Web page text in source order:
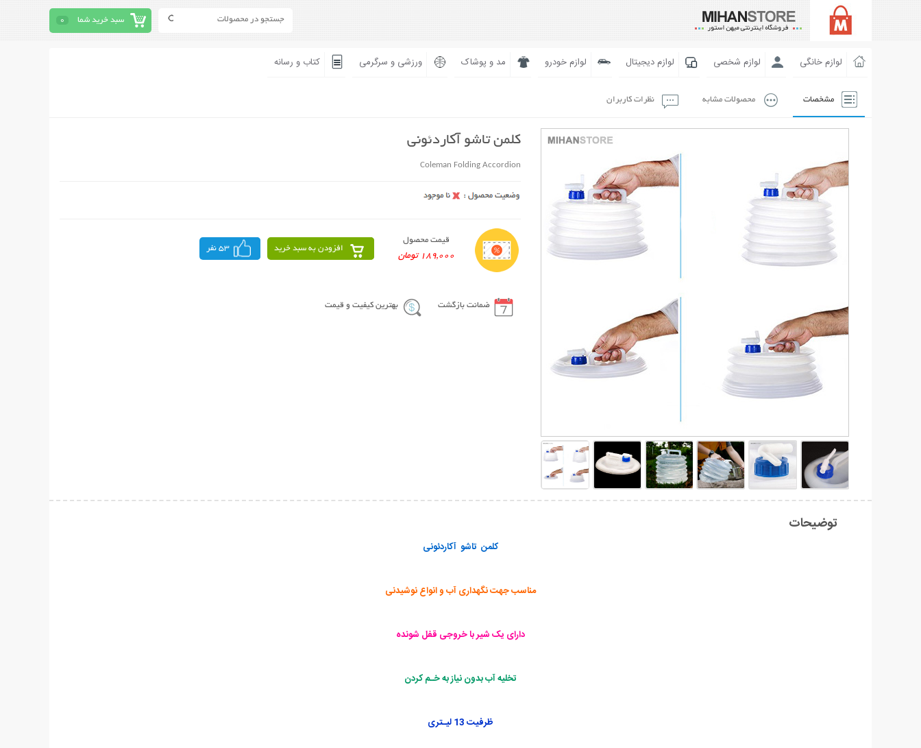
سبد خرید شما 0
لوازم خانگی لوازم شخصی لوازم دیجیتال لوازم خودرو مد و پوشاک ورزشی و سرگرمی کتاب و رسانه
مشخصات محصولات مشابه نظرات کاربران
کلمن تاشو آکاردئونی
Coleman Folding Accordion
قیمت محصول
189,000 تومان
افزودن به سبد خرید 53 نفر
ضمانت بازگشت بهترین کیفیت و قیمت
توضیحات
کلمن تاشو آکاردئونی
مناسب جهت نگهداری آب و انواع نوشیدنی
دارای یک شیر با خروجی قفل شونده
تخلیه آب بدون نیاز به خـم کردن
ظرفیت 13 لیـتری